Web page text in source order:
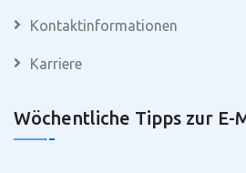
Kontaktinformationen
Karriere
Wöchentliche Tipps zur E-